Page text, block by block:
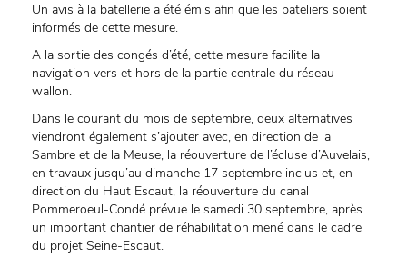
Un avis à la batellerie a été émis afin que les bateliers soient
informés de cette mesure.
A la sortie des congés d’été, cette mesure facilite la
navigation vers et hors de la partie centrale du réseau
wallon.
Dans le courant du mois de septembre, deux alternatives
viendront également s’ajouter avec, en direction de la
Sambre et de la Meuse, la réouverture de l’écluse d’Auvelais,
en travaux jusqu’au dimanche 17 septembre inclus et, en
direction du Haut Escaut, la réouverture du canal
Pommeroeul-Condé prévue le samedi 30 septembre, après
un important chantier de réhabilitation mené dans le cadre
du projet Seine-Escaut.